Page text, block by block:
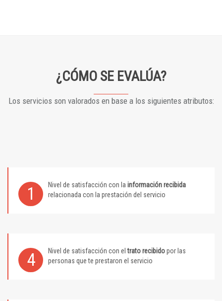
¿CÓMO SE EVALÚA?
Los servicios son valorados en base a los siguientes atributos:
1 Nivel de satisfacción con la información recibida
relacionada con la prestación del servicio
4 Nivel de satisfacción con eltrato recibidopor las
personas que te prestaron el servicio